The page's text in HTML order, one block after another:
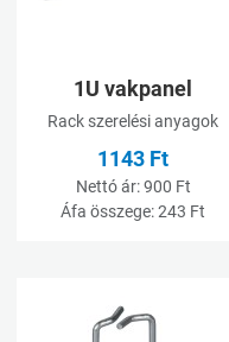
1U vakpanel
Rack szerelési anyagok
1143 Ft
Nettó ár:900 Ft
Áfa összege:243 Ft